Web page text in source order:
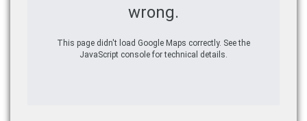
wrong.
This page didn't load Google Maps correctly. See the
JavaScript console for technical details.